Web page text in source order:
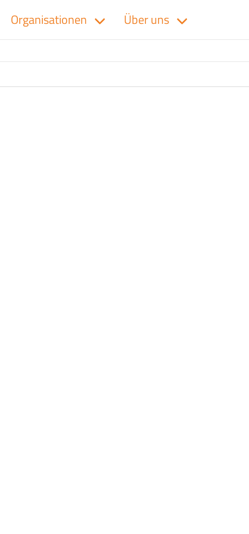
Organisationen Über uns